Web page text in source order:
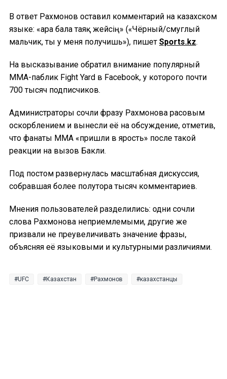
В ответ Рахмонов оставил комментарий на казахском
языке: «Қара бала таяқ жейсің» («Чёрный/смуглый
мальчик, ты у меня получишь»), пишет Sports.kz.
На высказывание обратил внимание популярный
ММА-паблик Fight Yard в Facebook, у которого почти
700 тысяч подписчиков.
Администраторы сочли фразу Рахмонова расовым
оскорблением и вынесли её на обсуждение, отметив,
что фанаты ММА «пришли в ярость» после такой
реакции на вызов Бакли.
Под постом развернулась масштабная дискуссия,
собравшая более полутора тысяч комментариев.
Мнения пользователей разделились: одни сочли
слова Рахмонова неприемлемыми, другие же
призвали не преувеличивать значение фразы,
объясняя её языковыми и культурными различиями.
UFC Казахстан Рахмонов казахстанцы